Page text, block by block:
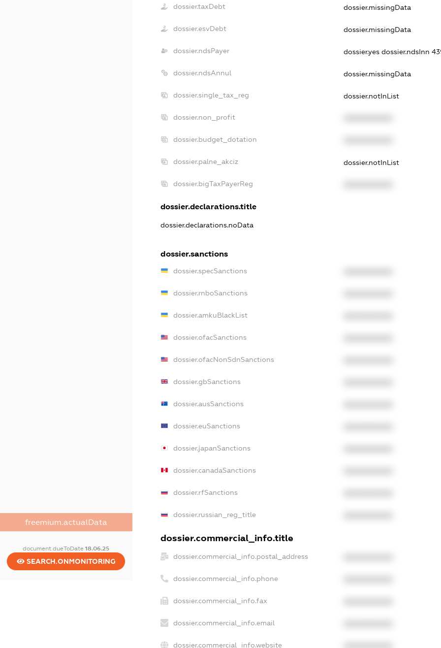
freemium.actualData
document.dueToDate18.06.25
SEARCH.ONMONITORING
dossier.taxDebt dossier.missingData
dossier.esvDebt dossier.missingData
dossier.ndsPayer dossier.yes dossier.ndsInn
dossier.ndsAnnul dossier.missingData
dossier.single_tax_reg dossier.notInList
dossier.non_profit
dossier.budget_dotation
dossier.palne_akciz dossier.notInList
dossier.bigTaxPayerReg
dossier.declarations.title
dossier.declarations.noData
dossier.sanctions
dossier.specSanctions
dossier.rnboSanctions
dossier.amkuBlackList
dossier.ofacSanctions
dossier.ofacNonSdnSanctions
dossier.gbSanctions
dossier.ausSanctions
dossier.euSanctions
dossier.japanSanctions
dossier.canadaSanctions
dossier.rfSanctions
dossier.russian_reg_title
dossier.commercial_info.title
dossier.commercial_info.postal_address
dossier.commercial_info.phone
dossier.commercial_info.fax
dossier.commercial_info.email
dossier.commercial_info.website